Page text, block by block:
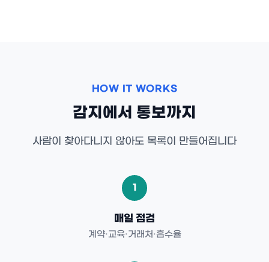
HOW IT WORKS
감지에서 통보까지
사람이 찾아다니지 않아도 목록이 만들어집니다
1
매일 점검
계약·교육·거래처·흡수율